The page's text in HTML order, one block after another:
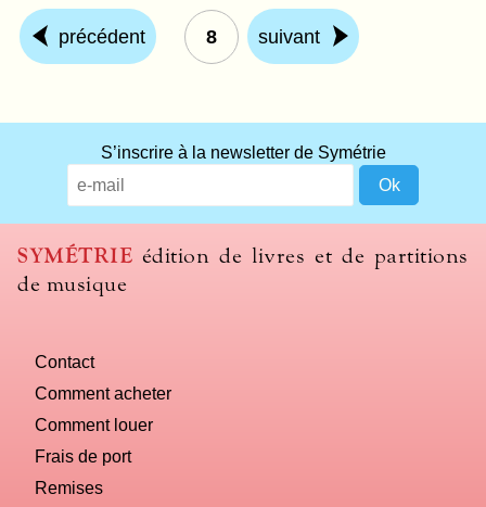
précédent 8 suivant
S’inscrire à la newsletter de Symétrie
SYMÉTRIE édition de livres et de partitions
de musique
Contact
Comment acheter
Comment louer
Frais de port
Remises